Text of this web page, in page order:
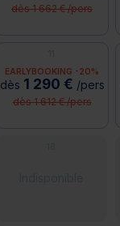
dès 1 662 € /pers
EARLYBOOKING -20%
dès 1 290 € /pers
dès 1 612 € /pers